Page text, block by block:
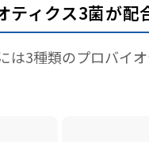
ティクス3菌が配
は3種類のプロバイ